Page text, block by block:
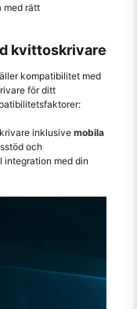
med rätt
kvittoskrivare
kompatibilitet med
för ditt
inklusivemobila
och
integration med din